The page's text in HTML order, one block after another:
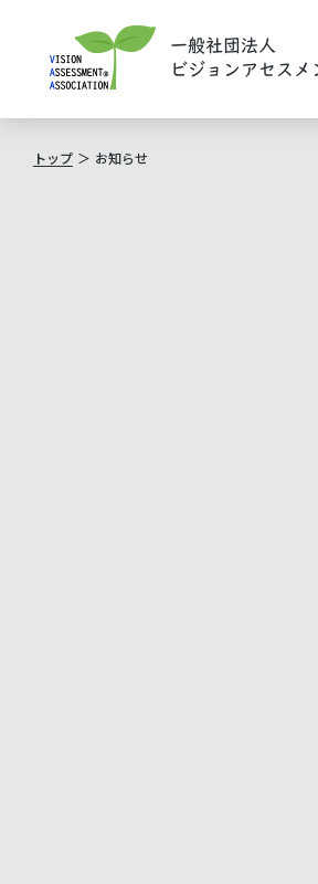
一般社団法人
ビジョンアセスメ
トップ お知らせ